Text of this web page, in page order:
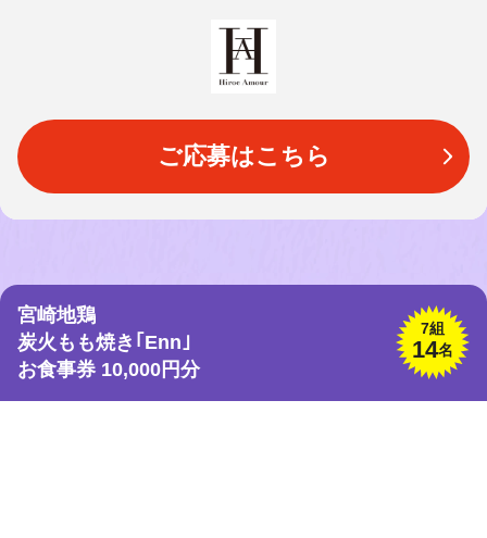
ご応募はこちら
宮崎地鶏
炭火もも焼き｢Enn｣
お食事券 10,000円分
7組
14名